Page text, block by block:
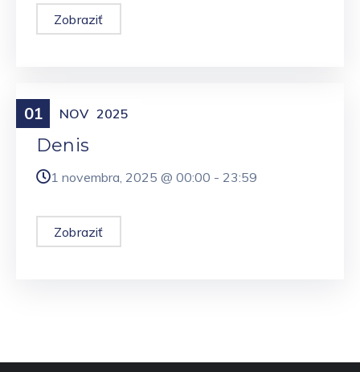
Zobraziť
01 NOV 2025
Meniny
Denis
1 novembra, 2025 @ 00:00 - 23:59
Zobraziť